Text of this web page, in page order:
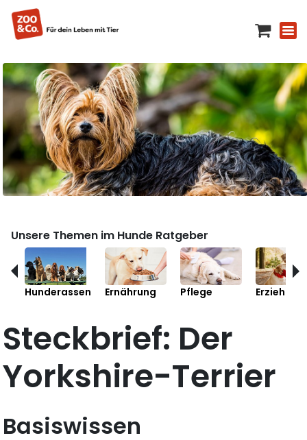
Unsere Themen im Hunde Ratgeber
Hunderassen Ernährung Pflege Erziehung
Steckbrief: Der
Yorkshire-Terrier
Basiswissen